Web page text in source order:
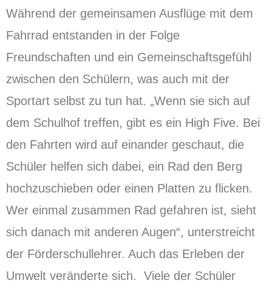
Während der gemeinsamen Ausflüge mit dem
Fahrrad entstanden in der Folge
Freundschaften und ein Gemeinschaftsgefühl
zwischen den Schülern, was auch mit der
Sportart selbst zu tun hat. „Wenn sie sich auf
dem Schulhof treffen, gibt es ein High Five. Bei
den Fahrten wird auf einander geschaut, die
Schüler helfen sich dabei, ein Rad den Berg
hochzuschieben oder einen Platten zu flicken.
Wer einmal zusammen Rad gefahren ist, sieht
sich danach mit anderen Augen“, unterstreicht
der Förderschullehrer. Auch das Erleben der
Umwelt veränderte sich. Viele der Schüler